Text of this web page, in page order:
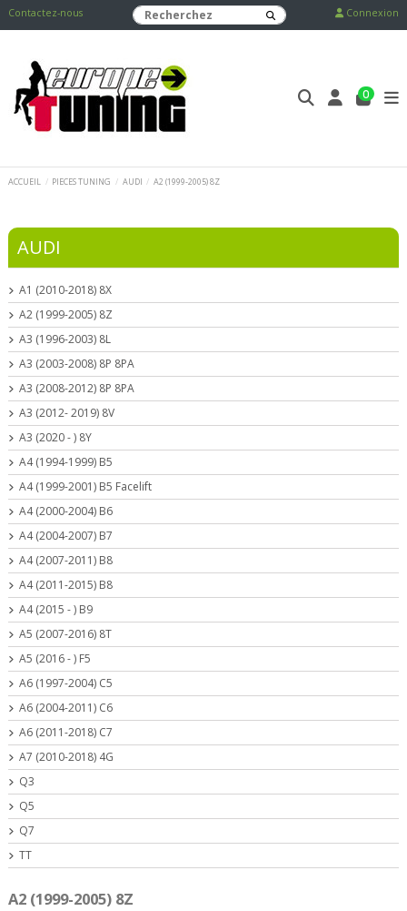
Contactez-nous Connexion
0
ACCUEIL PIECES TUNING AUDI A2 (1999-2005) 8Z
A2 (1999-2005) 8Z
AUDI
A1 (2010-2018) 8X
A2 (1999-2005) 8Z
A3 (1996-2003) 8L
A3 (2003-2008) 8P 8PA
A3 (2008-2012) 8P 8PA
A3 (2012- 2019) 8V
A3 (2020 - ) 8Y
A4 (1994-1999) B5
A4 (1999-2001) B5 Facelift
A4 (2000-2004) B6
A4 (2004-2007) B7
A4 (2007-2011) B8
A4 (2011-2015) B8
A4 (2015 - ) B9
A5 (2007-2016) 8T
A5 (2016 - ) F5
A6 (1997-2004) C5
A6 (2004-2011) C6
A6 (2011-2018) C7
A7 (2010-2018) 4G
Q3
Q5
Q7
TT